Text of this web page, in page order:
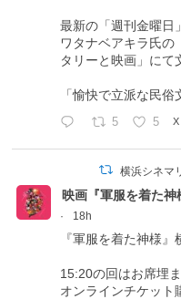
最新の「週刊金曜日
ワタナベアキラ氏の
タリーと映画」にて
「愉快で立派な民俗
5 5 X
横浜シネマ
映画『軍服を着た
·
18h
『軍服を着た神様
15:20の回はお席埋
オンラインチケット